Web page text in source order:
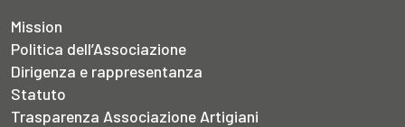
Mission
Politica dell’Associazione
Dirigenza e rappresentanza
Statuto
Trasparenza Associazione Artigiani